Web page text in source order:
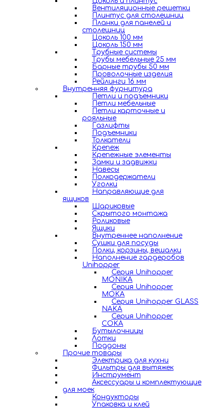
Вентиляционные решетки
Плинтус для столешниц
Планки для панелей и
столешниц
Цоколь 100 мм
Цоколь 150 мм
Трубные системы
Трубы мебельные 25 мм
Барные трубы 50 мм
Проволочные изделия
Рейлинги 16 мм
Внутренняя фурнитура
Петли и подъемники
Петли мебельные
Петли карточные и
рояльные
Газлифты
Подъемники
Толкатели
Крепеж
Крепежные элементы
Замки и задвижки
Навесы
Полкодержатели
Уголки
Направляющие для
ящиков
Шариковые
Скрытого монтажа
Роликовые
Ящики
Внутреннее наполнение
Сушки для посуды
Полки, корзины, вешалки
Наполнение гардеробов
Unihopper
Серия Unihopper
MONIKA
Серия Unihopper
MOKA
Серия Unihopper GLASS
NAKA
Серия Unihopper
COKA
Бутылочницы
Лотки
Поддоны
Прочие товары
Электрика для кухни
Фильтры для вытяжек
Инструмент
Аксессуары и комплектующие
для моек
Кондукторы
Упаковка и клей